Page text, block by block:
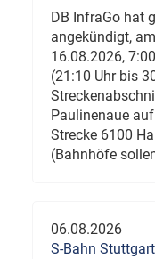
DB InfraGo hat
angekündigt,
16.08.2026,
(21:10 Uhr bis
Paulinenaue
Strecke 6100
(Bahnhöfe
06.08.2026
S-Bahn Stuttgart